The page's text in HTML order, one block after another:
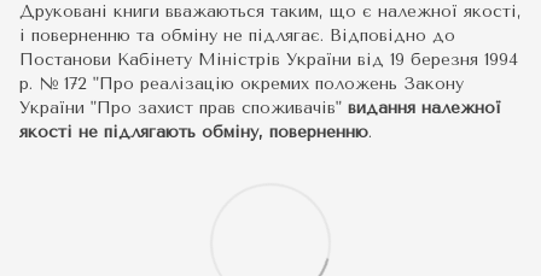
Друковані книги вважаються таким, що є належної якості,
і поверненню та обміну не підлягає. Відповідно до
Постанови Кабінету Міністрів України від 19 березня 1994
р. № 172 "Про реалізацію окремих положень Закону
України "Про захист прав споживачів" видання належної
якості не підлягають обміну, поверненню.